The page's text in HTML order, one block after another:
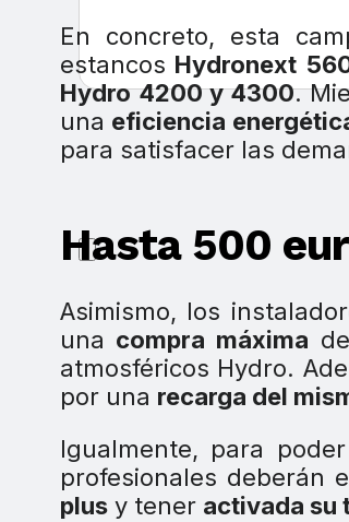
En concreto, esta
estancos Hydronext
Hydro 4200 y 4300.
una eficiencia
para satisfacer las
Hasta 500
Asimismo, los
una compra máxima de
atmosféricos Hydro.
por una recarga del
Igualmente, para
profesionales deberán
plusy tener activada su